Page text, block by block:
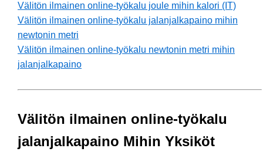
Välitön ilmainen online-työkalu joule mihin kalori (IT)
Välitön ilmainen online-työkalu jalanjalkapaino mihin
newtonin metri
Välitön ilmainen online-työkalu newtonin metri mihin
jalanjalkapaino
Välitön ilmainen online-työkalu
jalanjalkapaino Mihin Yksiköt